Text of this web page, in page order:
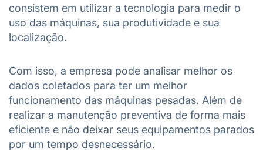
consistem em utilizar a tecnologia para medir o
uso das máquinas, sua produtividade e sua
localização.
Com isso, a empresa pode analisar melhor os
dados coletados para ter um melhor
funcionamento das máquinas pesadas. Além de
realizar a manutenção preventiva de forma mais
eficiente e não deixar seus equipamentos parados
por um tempo desnecessário.